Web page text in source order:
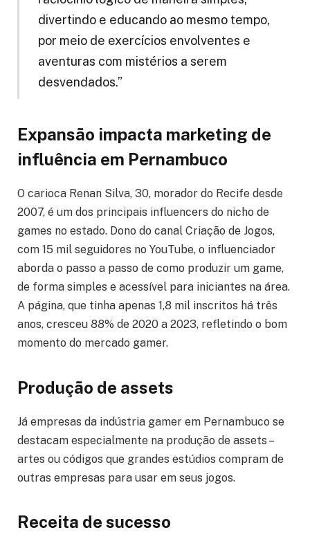
divertindo e educando ao mesmo tempo,
por meio de exercícios envolventes e
aventuras com mistérios a serem
desvendados.”
Expansão impacta marketing de
influência em Pernambuco
O carioca Renan Silva, 30, morador do Recife desde
2007, é um dos principais influencers do nicho de
games no estado. Dono do canal Criação de Jogos,
com 15 mil seguidores no YouTube, o influenciador
aborda o passo a passo de como produzir um game,
de forma simples e acessível para iniciantes na área.
A página, que tinha apenas 1,8 mil inscritos há três
anos, cresceu 88% de 2020 a 2023, refletindo o bom
momento do mercado gamer.
Produção de assets
Já empresas da indústria gamer em Pernambuco se
destacam especialmente na produção de assets –
artes ou códigos que grandes estúdios compram de
outras empresas para usar em seus jogos.
Receita de sucesso